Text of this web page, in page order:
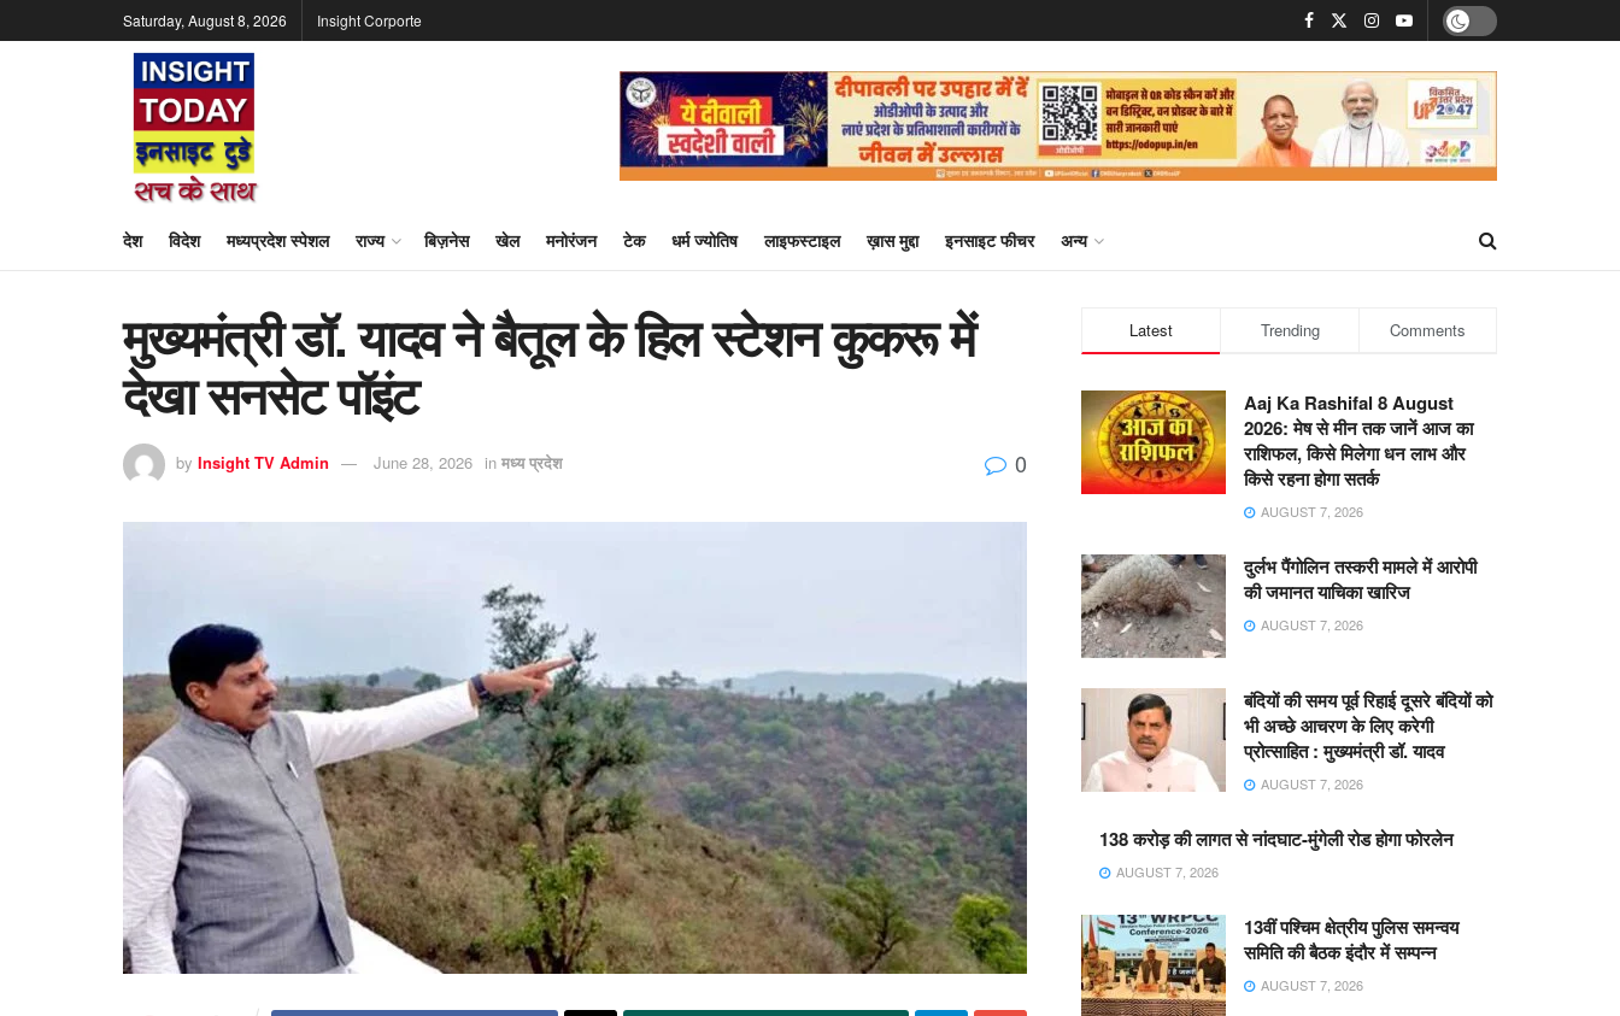
Saturday, August 8, 2026 Insight Corporte
देश विदेश मध्यप्रदेश स्पेशल राज्य बिज़नेस खेल मनोरंजन टेक धर्म ज्योतिष लाइफस्टाइल ख़ास मुद्दा इनसाइट फीचर अन्य
मुख्यमंत्री डॉ. यादव ने बैतूल के हिल स्टेशन कुकरू में
देखा सनसेट पॉइंट
by Insight TV Admin June 28, 2026 in मध्य प्रदेश 0
Latest Trending Comments
Aaj Ka Rashifal 8 August
2026: मेष से मीन तक जानें आज का
राशिफल, किसे मिलेगा धन लाभ और
किसे रहना होगा सतर्क
AUGUST 7, 2026
दुर्लभ पैंगोलिन तस्करी मामले में आरोपी
की जमानत याचिका खारिज
AUGUST 7, 2026
बंदियों की समय पूर्व रिहाई दूसरे बंदियों को
भी अच्छे आचरण के लिए करेगी
प्रोत्साहित : मुख्यमंत्री डॉ. यादव
AUGUST 7, 2026
138 करोड़ की लागत से नांदघाट-मुंगेली रोड होगा फोरलेन
AUGUST 7, 2026
13वीं पश्चिम क्षेत्रीय पुलिस समन्वय
समिति की बैठक इंदौर में सम्पन्न
AUGUST 7, 2026